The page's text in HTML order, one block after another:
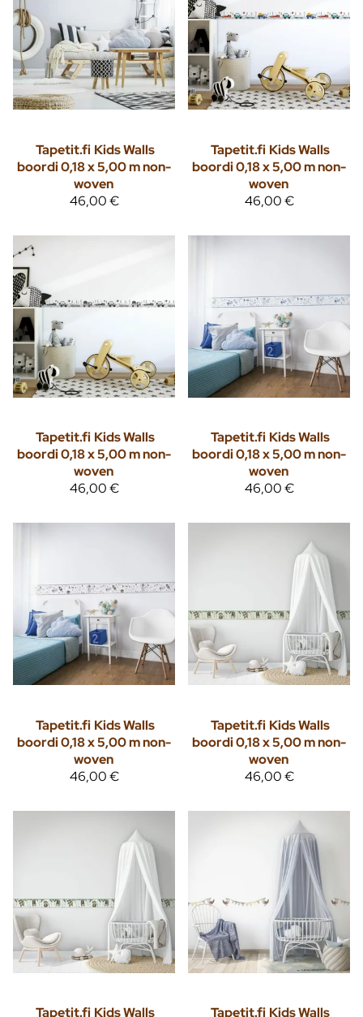
Tapetit.fi Kids Walls
boordi 0,18 x 5,00 m non-
woven
46,00 €
Tapetit.fi Kids Walls
boordi 0,18 x 5,00 m non-
woven
46,00 €
Tapetit.fi Kids Walls
boordi 0,18 x 5,00 m non-
woven
46,00 €
Tapetit.fi Kids Walls
boordi 0,18 x 5,00 m non-
woven
46,00 €
Tapetit.fi Kids Walls
boordi 0,18 x 5,00 m non-
woven
46,00 €
Tapetit.fi Kids Walls
boordi 0,18 x 5,00 m non-
woven
46,00 €
Tapetit.fi Kids Walls Tapetit.fi Kids Walls